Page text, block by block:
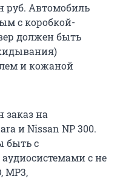
руб. Автомобиль
с коробкой-
должен быть
и кожаной
заказ на
и Nissan NP 300.
быть с
с не
MP3,